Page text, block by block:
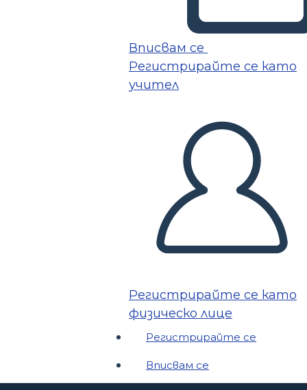
Вписвам се
Регистрирайте се като
учител
Регистрирайте се като
физическо лице
Регистрирайте се
Вписвам се